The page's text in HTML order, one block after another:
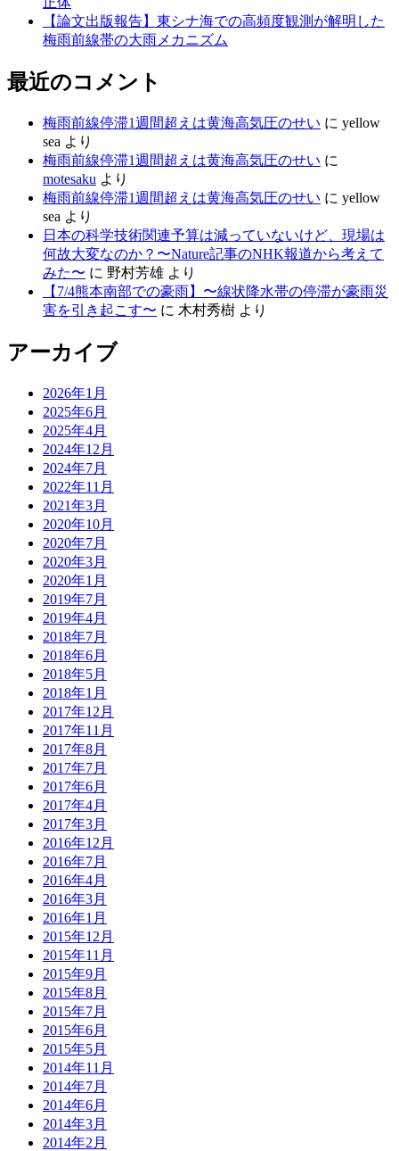
【論文出版報告】東シナ海での高頻度観測が解明した
梅雨前線帯の大雨メカニズム
最近のコメント
梅雨前線停滞1週間超えは黄海高気圧のせい に yellow
sea より
梅雨前線停滞1週間超えは黄海高気圧のせい に
motesaku より
梅雨前線停滞1週間超えは黄海高気圧のせい に yellow
sea より
日本の科学技術関連予算は減っていないけど、現場は
何故大変なのか？〜Nature記事のNHK報道から考えて
みた〜 に 野村芳雄 より
【7/4熊本南部での豪雨】〜線状降水帯の停滞が豪雨災
害を引き起こす〜 に 木村秀樹 より
アーカイブ
2026年1月
2025年6月
2025年4月
2024年12月
2024年7月
2022年11月
2021年3月
2020年10月
2020年7月
2020年3月
2020年1月
2019年7月
2019年4月
2018年7月
2018年6月
2018年5月
2018年1月
2017年12月
2017年11月
2017年8月
2017年7月
2017年6月
2017年4月
2017年3月
2016年12月
2016年7月
2016年4月
2016年3月
2016年1月
2015年12月
2015年11月
2015年9月
2015年8月
2015年7月
2015年6月
2015年5月
2014年11月
2014年7月
2014年6月
2014年3月
2014年2月